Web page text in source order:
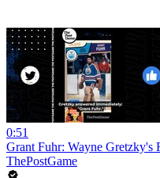
0:51
Grant Fuhr: Wayne
ThePostGame